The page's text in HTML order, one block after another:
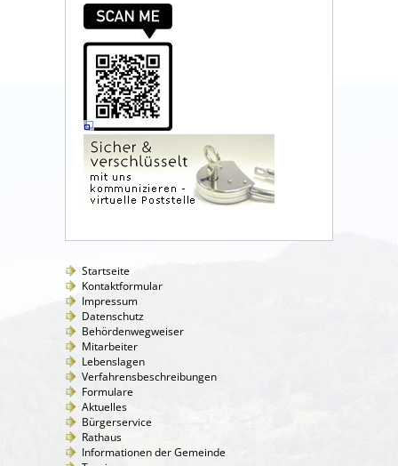
Startseite
Kontaktformular
Impressum
Datenschutz
Behördenwegweiser
Mitarbeiter
Lebenslagen
Verfahrensbeschreibungen
Formulare
Aktuelles
Bürgerservice
Rathaus
Informationen der Gemeinde